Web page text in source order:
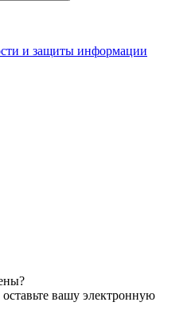
и защиты информации
вашу электронную